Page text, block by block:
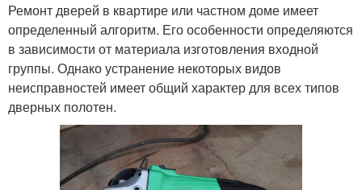
Ремонт дверей в квартире или частном доме имеет
определенный алгоритм. Его особенности определяются
в зависимости от материала изготовления входной
группы. Однако устранение некоторых видов
неисправностей имеет общий характер для всех типов
дверных полотен.